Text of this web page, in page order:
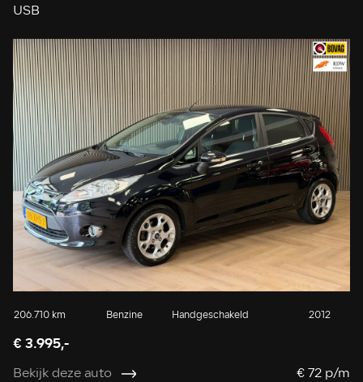
USB
206.710 km Benzine Handgeschakeld 2012
€ 3.995,-
Bekijk deze auto € 72 p/m